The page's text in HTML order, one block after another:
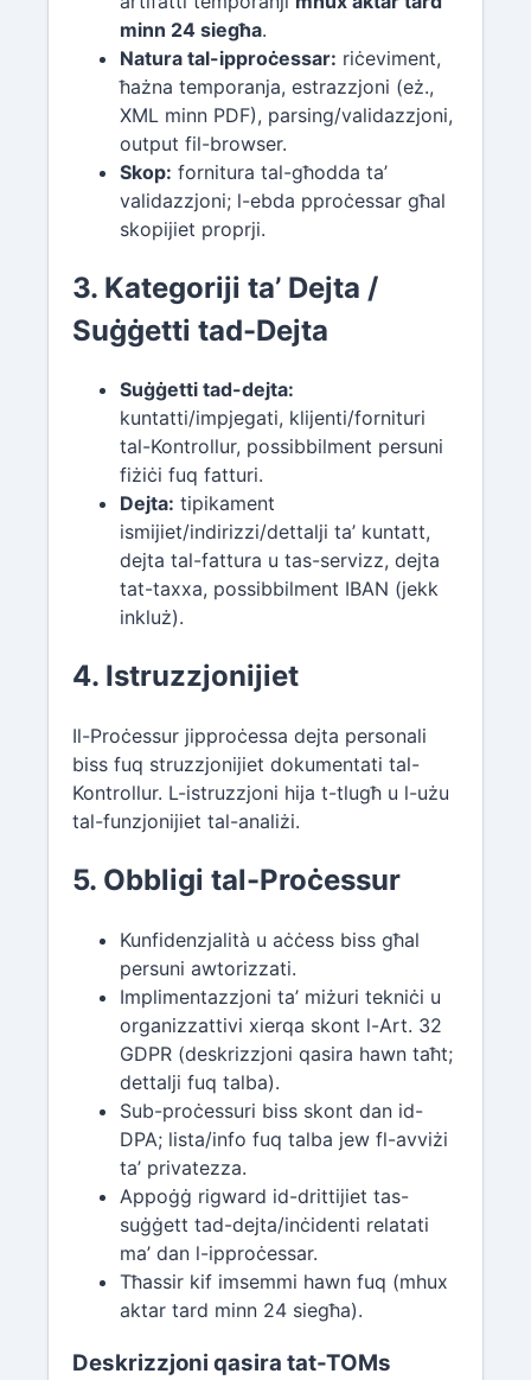
minn 24 siegħa.
Natura tal-ipproċessar: riċeviment,
ħażna temporanja, estrazzjoni (eż.,
XML minn PDF), parsing/validazzjoni,
output fil-browser.
Skop: fornitura tal-għodda ta’
validazzjoni; l-ebda pproċessar għal
skopijiet proprji.
3. Kategoriji ta’ Dejta /
Suġġetti tad-Dejta
Suġġetti tad-dejta:
kuntatti/impjegati, klijenti/fornituri
tal-Kontrollur, possibbilment persuni
fiżiċi fuq fatturi.
Dejta: tipikament
ismijiet/indirizzi/dettalji ta’ kuntatt,
dejta tal-fattura u tas-servizz, dejta
tat-taxxa, possibbilment IBAN (jekk
inkluż).
4. Istruzzjonijiet
Il-Proċessur jipproċessa dejta personali
biss fuq struzzjonijiet dokumentati tal-
Kontrollur. L-istruzzjoni hija t-tlugħ u l-użu
tal-funzjonijiet tal-analiżi.
5. Obbligi tal-Proċessur
Kunfidenzjalità u aċċess biss għal
persuni awtorizzati.
Implimentazzjoni ta’ miżuri tekniċi u
organizzattivi xierqa skont l-Art. 32
GDPR (deskrizzjoni qasira hawn taħt;
dettalji fuq talba).
Sub-proċessuri biss skont dan id-
DPA; lista/info fuq talba jew fl-avviżi
ta’ privatezza.
Appoġġ rigward id-drittijiet tas-
suġġett tad-dejta/inċidenti relatati
ma’ dan l-ipproċessar.
Tħassir kif imsemmi hawn fuq (mhux
aktar tard minn 24 siegħa).
Deskrizzjoni qasira tat-TOMs